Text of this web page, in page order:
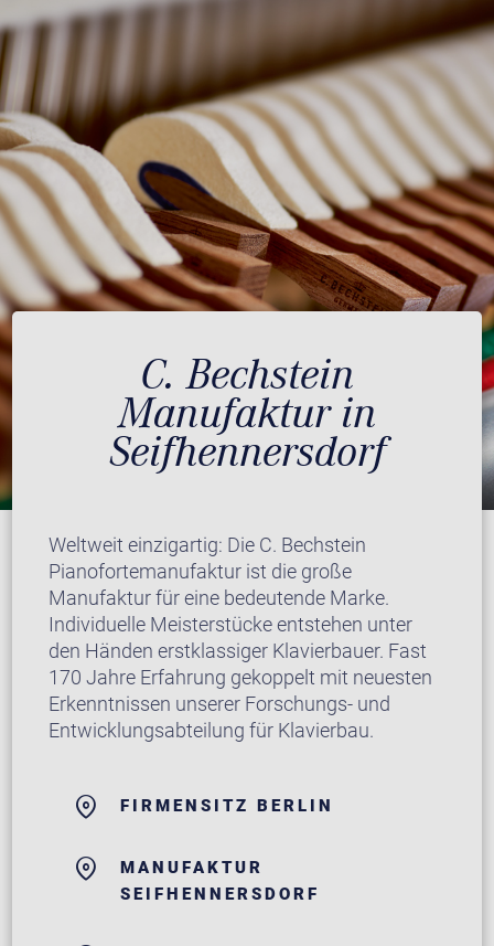
C. Bechstein
Manufaktur in
Seifhennersdorf
Weltweit einzigartig: Die C. Bechstein
Pianofortemanufaktur ist die große
Manufaktur für eine bedeutende Marke.
Individuelle Meisterstücke entstehen unter
den Händen erstklassiger Klavierbauer. Fast
170 Jahre Erfahrung gekoppelt mit neuesten
Erkenntnissen unserer Forschungs- und
Entwicklungsabteilung für Klavierbau.
FIRMENSITZ BERLIN
MANUFAKTUR
SEIFHENNERSDORF